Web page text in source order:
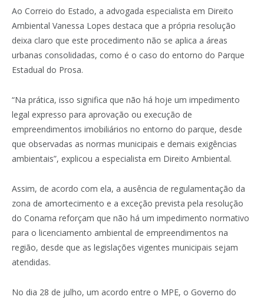
Ao Correio do Estado, a advogada especialista em Direito
Ambiental Vanessa Lopes destaca que a própria resolução
deixa claro que este procedimento não se aplica a áreas
urbanas consolidadas, como é o caso do entorno do Parque
Estadual do Prosa.
“Na prática, isso significa que não há hoje um impedimento
legal expresso para aprovação ou execução de
empreendimentos imobiliários no entorno do parque, desde
que observadas as normas municipais e demais exigências
ambientais”, explicou a especialista em Direito Ambiental.
Assim, de acordo com ela, a ausência de regulamentação da
zona de amortecimento e a exceção prevista pela resolução
do Conama reforçam que não há um impedimento normativo
para o licenciamento ambiental de empreendimentos na
região, desde que as legislações vigentes municipais sejam
atendidas.
No dia 28 de julho, um acordo entre o MPE, o Governo do